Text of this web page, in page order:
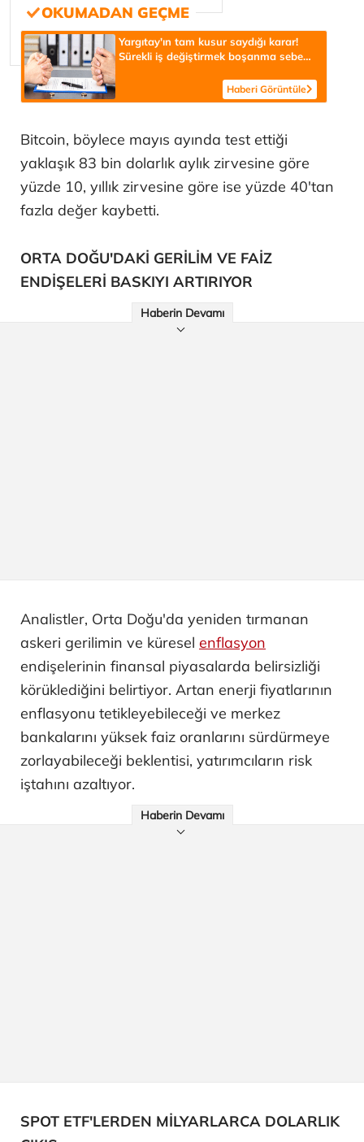
Yargıtay'ın tam kusur saydığı karar!
Sürekli iş değiştirmek boşanma sebebi
Haberi Görüntüle
Bitcoin, böylece mayıs ayında test ettiği
yaklaşık 83 bin dolarlık aylık zirvesine göre
yüzde 10, yıllık zirvesine göre ise yüzde 40'tan
fazla değer kaybetti.
ORTA DOĞU'DAKİ GERİLİM VE FAİZ
ENDİŞELERİ BASKIYI ARTIRIYOR
Haberin Devamı
Analistler, Orta Doğu'da yeniden tırmanan
askeri gerilimin ve küresel enflasyon
endişelerinin finansal piyasalarda belirsizliği
körüklediğini belirtiyor. Artan enerji fiyatlarının
enflasyonu tetikleyebileceği ve merkez
bankalarını yüksek faiz oranlarını sürdürmeye
zorlayabileceği beklentisi, yatırımcıların risk
iştahını azaltıyor.
Haberin Devamı
SPOT ETF'LERDEN MİLYARLARCA DOLARLIK